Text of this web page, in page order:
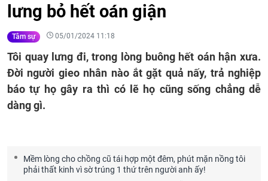
lưng bỏ hết oán giận
Tâm sự 05/01/2024 11:18
Tôi quay lưng đi, trong lòng buông hết oán hận xưa.
Đời người gieo nhân nào ắt gặt quả nấy, trả nghiệp
báo tự họ gây ra thì có lẽ họ cũng sống chẳng dễ
dàng gì.
Mềm lòng cho chồng cũ tái hợp một đêm, phút mặn nồng tôi
phải thất kinh vì sờ trúng 1 thứ trên người anh ấy!